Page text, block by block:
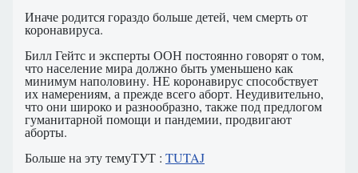
Иначе родится гораздо больше детей, чем смерть от
коронавируса.
Билл Гейтс и эксперты ООН постоянно говорят о том,
что население мира должно быть уменьшено как
минимум наполовину. НЕ коронавирус способствует
их намерениям, а прежде всего аборт. Неудивительно,
что они широко и разнообразно, также под предлогом
гуманитарной помощи и пандемии, продвигают
аборты.
Больше на эту темуТУТ : TUTAJ